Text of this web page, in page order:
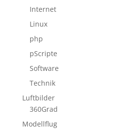
Internet
Linux
php
pScripte
Software
Technik
Luftbilder
360Grad
Modellflug